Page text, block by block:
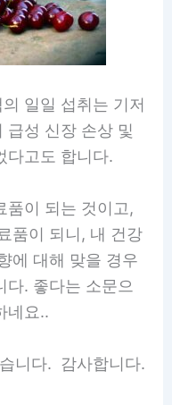
일일 섭취는 기저
급성 신장 손상 및
다고도 합니다.
품이 되는 것이고,
품이 되니, 내 건강
에 대해 맞을 경우
다. 좋다는 소문으
네요..
니다. 감사합니다.